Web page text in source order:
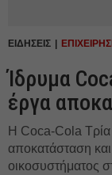
ΕΙΔΗΣΕΙΣ
Ίδρυμα
έργα
Η Coca-Cola
αποκατάσταση
οικοσυστήματος